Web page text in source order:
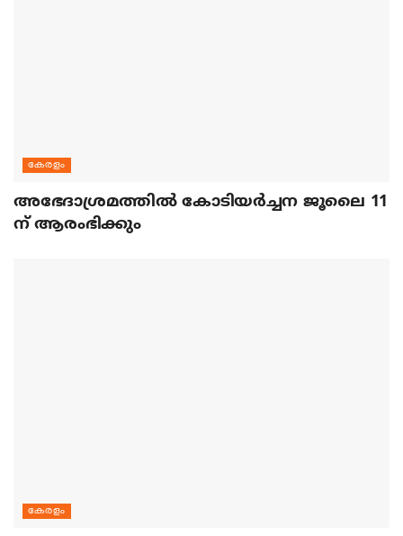
കേരളം
അഭേദാശ്രമത്തില്‍ കോടിയര്‍ച്ചന ജൂലൈ 11
ന് ആരംഭിക്കും
കേരളം